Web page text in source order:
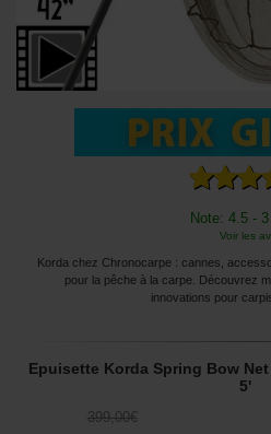
Note: 4.5 -
Voir les
Korda chez Chronocarpe : cannes,
pour la pêche à la carpe. Découvrez
innovations pour
Epuisette Korda Spring Bow
5'
399,00€